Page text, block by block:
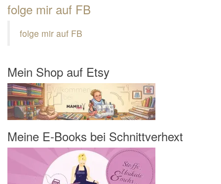
folge mir auf FB
folge mir auf FB
Mein Shop auf Etsy
Meine E-Books bei Schnittverhext